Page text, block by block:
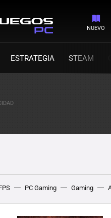
NUEVO
ESTRATEGIA STEAM
PC Gaming Gaming